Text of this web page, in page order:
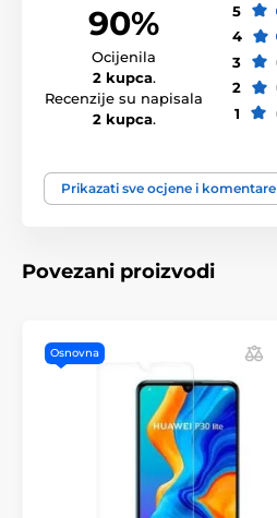
90%
Ocijenila
2 kupca.
Recenzije su napisala
2 kupca.
5
4
3
2
1
Prikazati sve ocjene i komentare
Povezani proizvodi
Osnovna